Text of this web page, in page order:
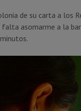
de su carta a los
falta asomarme a la